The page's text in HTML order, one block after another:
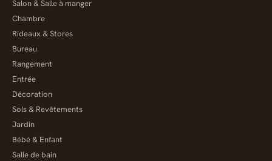
Salon & Salle à manger
Chambre
Rideaux & Stores
Bureau
Rangement
Entrée
Décoration
Sols & Revêtements
Jardin
Bébé & Enfant
Salle de bain